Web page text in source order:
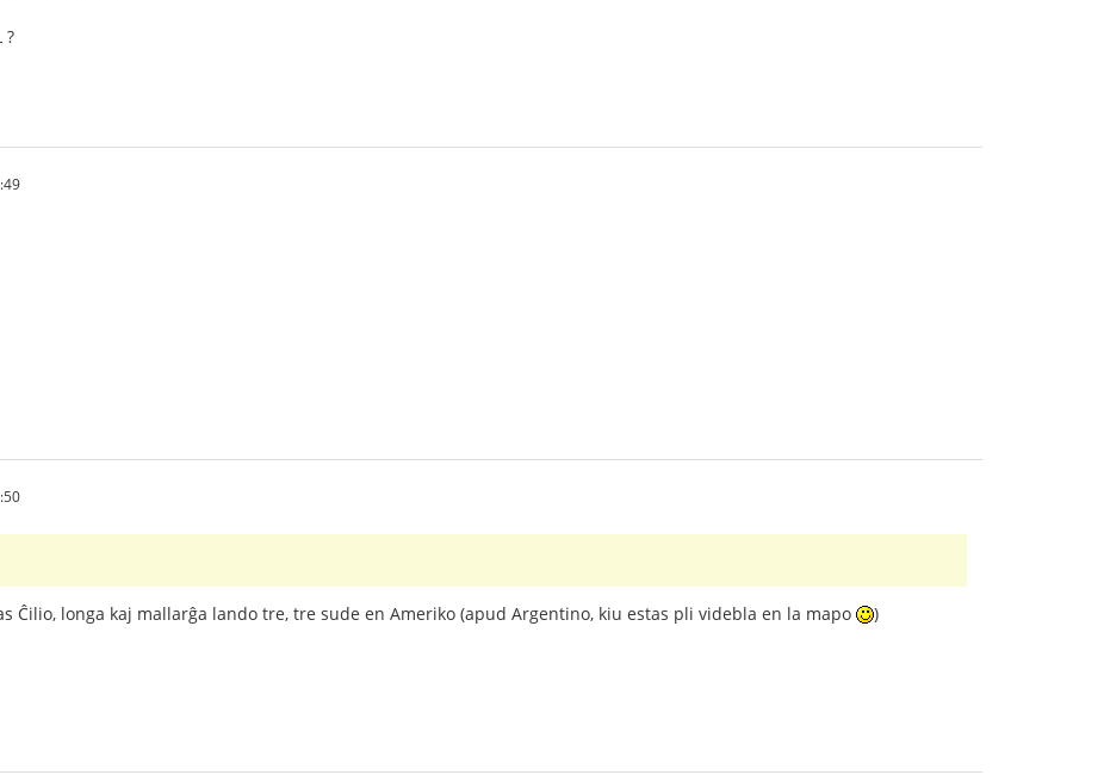
?
Ĉilio, longa kaj mallarĝa lando tre, tre sude en Ameriko (apud Argentino, kiu estas pli videbla en la mapo )